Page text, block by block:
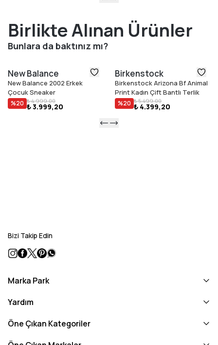
Birlikte Alınan Ürünler
Bunlara da baktınız mı?
New Balance
New Balance 2002 Erkek
Çocuk Sneaker
%20 ₺ 4.999,00
₺ 3.999,20
Birkenstock
Birkenstock Arizona Bf Animal
Print Kadın Çift Bantlı Terlik
%20 ₺ 5.499,00
₺ 4.399,20
Bizi Takip Edin
Marka Park
Yardım
Öne Çıkan Kategoriler